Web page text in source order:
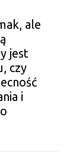
ale
jest
czy
i